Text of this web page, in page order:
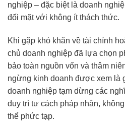
nghiệp – đặc biệt là doanh
đối mặt với không ít thách thức.
Khi gặp khó khăn về tài chính
chủ doanh nghiệp đã lựa chọn
bảo toàn nguồn vốn và thâm
ngừng kinh doanh được xem là
doanh nghiệp tạm dừng các
duy trì tư cách pháp nhân,
thể phức tạp.